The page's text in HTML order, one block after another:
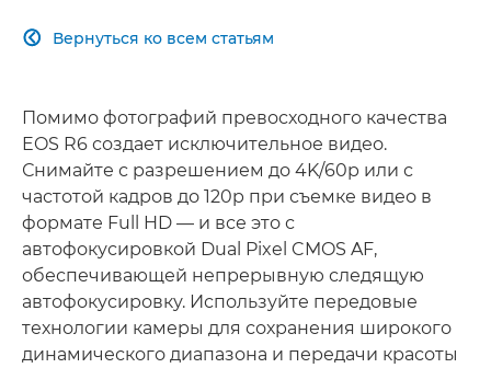
Вернуться ко всем статьям

Помимо фотографий превосходного качества
EOS R6 создает исключительное видео.
Снимайте с разрешением до 4K/60p или с
частотой кадров до 120p при съемке видео в
формате Full HD — и все это с
автофокусировкой Dual Pixel CMOS AF,
обеспечивающей непрерывную следящую
автофокусировку. Используйте передовые
технологии камеры для сохранения широкого
динамического диапазона и передачи красоты